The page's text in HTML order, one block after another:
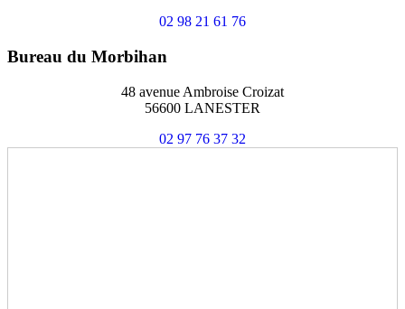
02 98 21 61 76
Bureau du Morbihan
48 avenue Ambroise Croizat
56600 LANESTER
02 97 76 37 32